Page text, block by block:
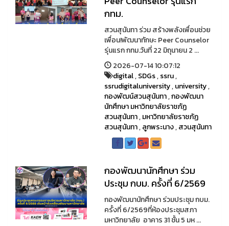
กทม.
สวนสุนันทา ร่วม สร้างพลังเพื่อนช่วย
เพื่อน!พัฒนาทักษะ Peer Counselor
รุ่นแรก กทม.วันที่ 22 มิถุนายน 2 ...
2026-07-14 10:07:12
digital,SDGs,ssru,
ssrudigitaluniversity,university,
กองพัฒน์สวนสุนันทา,กองพัฒนา
นักศึกษา มหาวิทยาลัยราชภัฏ
สวนสุนันทา,มหาวิทยาลัยราชภัฏ
สวนสุนันทา,ลูกพระนาง,สวนสุนันทา
กองพัฒนานักศึกษา ร่วม
ประชุม กบม. ครั้งที่ 6/2569
กองพัฒนานักศึกษา ร่วมประชุม กบม.
ครั้งที่ 6/2569ที่ห้องประชุมสภา
มหาวิทยาลัย อาคาร 31 ชั้น 5 มห ...